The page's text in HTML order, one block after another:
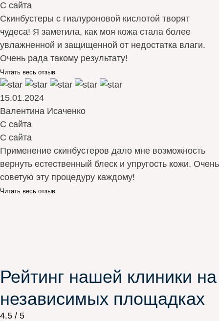
С сайта
Скинбустеры с гиалуроновой кислотой творят
чудеса! Я заметила, как моя кожа стала более
увлажненной и защищенной от недостатка влаги.
Очень рада такому результату!
Читать весь отзыв
15.01.2024
Валентина Исаченко
С сайта
С сайта
Применение скинбустеров дало мне возможность
вернуть естественный блеск и упругость кожи. Очень
советую эту процедуру каждому!
Читать весь отзыв
Рейтинг нашей клиники на
независимых площадках
4.5 / 5